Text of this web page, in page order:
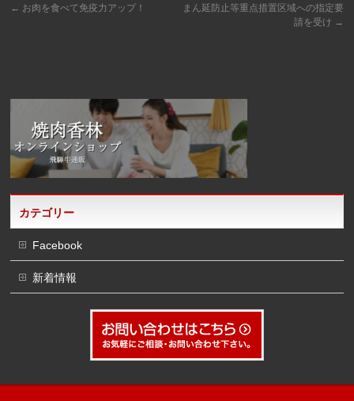
← お肉を食べて免疫力アップ！
まん延防止等重点措置区域への指定要
請を受け →
カテゴリー
Facebook
新着情報